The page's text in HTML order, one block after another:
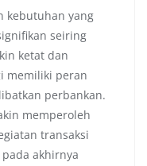
kebutuhan yang
seiring
ketat dan
memiliki peran
perbankan.
memperoleh
transaksi
akhirnya